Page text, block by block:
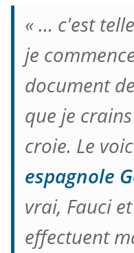
« … c'est
je
document
que je
croie. Le
espagnole
vrai, Fauci
effectuent